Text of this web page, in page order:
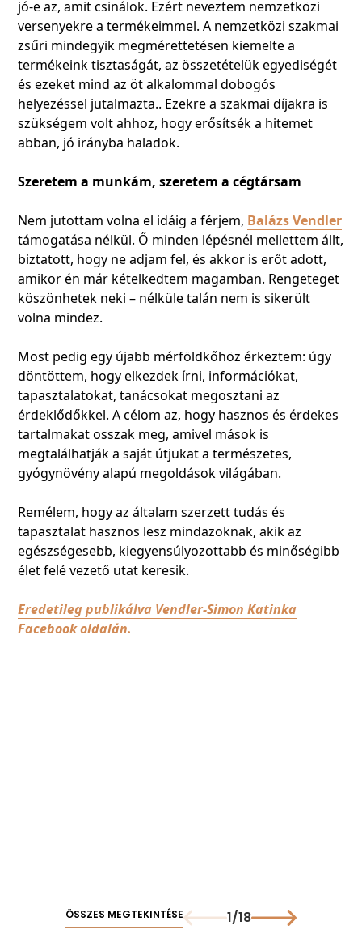
jó-e az, amit csinálok. Ezért neveztem nemzetközi
versenyekre a termékeimmel. A nemzetközi szakmai
zsűri mindegyik megmérettetésen kiemelte a
termékeink tisztaságát, az összetételük egyediségét
és ezeket mind az öt alkalommal dobogós
helyezéssel jutalmazta.. Ezekre a szakmai díjakra is
szükségem volt ahhoz, hogy erősítsék a hitemet
abban, jó irányba haladok.
Szeretem a munkám, szeretem a cégtársam
Nem jutottam volna el idáig a férjem, Balázs Vendler
támogatása nélkül. Ő minden lépésnél mellettem állt,
biztatott, hogy ne adjam fel, és akkor is erőt adott,
amikor én már kételkedtem magamban. Rengeteget
köszönhetek neki – nélküle talán nem is sikerült
volna mindez.
Most pedig egy újabb mérföldkőhöz érkeztem: úgy
döntöttem, hogy elkezdek írni, információkat,
tapasztalatokat, tanácsokat megosztani az
érdeklődőkkel. A célom az, hogy hasznos és érdekes
tartalmakat osszak meg, amivel mások is
megtalálhatják a saját útjukat a természetes,
gyógynövény alapú megoldások világában.
Remélem, hogy az általam szerzett tudás és
tapasztalat hasznos lesz mindazoknak, akik az
egészségesebb, kiegyensúlyozottabb és minőségibb
élet felé vezető utat keresik.
Eredetileg publikálva Vendler-Simon Katinka
Facebook oldalán.
ÖSSZES MEGTEKINTÉSE 1/18